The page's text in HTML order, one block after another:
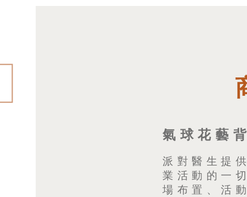
氣球花藝
派對醫生提
業活動的一
場布置、活